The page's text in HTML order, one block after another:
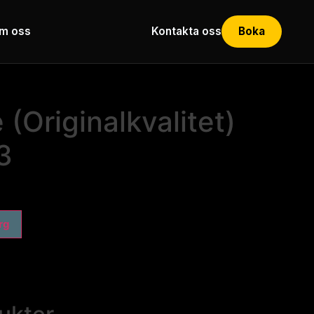
oss Kontakta oss Boka
(Originalkvalitet)